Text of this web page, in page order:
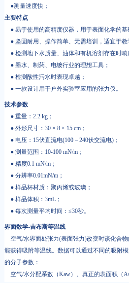
●测量速度快；
主要特点
● 易于使用的高精度仪器，用于表面化学的基
● 坚固耐用、操作简单、无需培训，适宜于教
● 检测地下水质量、油体和有机溶剂存在时响
● 墨水、制药、电镀行业的理想工具；
● 检测酸性污水时表现卓越；
● 一款设计用于户外实验室应用的张力仪。
技术参数
● 重量：2.2 kg；
● 外形尺寸：30 × 8 × 15 cm；
● 电压：15伏直流电(100 – 240伏交流电)；
● 测量范围：10-100 mN/m；
● 精度0.1 mN/m；
● 分辨率0.01mN/m；
● 样品杯材质：聚丙烯或玻璃；
● 样品体积：3mL；
● 每次测量平均时间：≤30秒。
界面数学-吉布斯等温线
空气/水界面处张力(表面张力)改变时该化合
能获得吸附等温线。数据可以通过不同的吸附
的分子参数：
空气/水分配系数（Kaw）、真正的表面积（